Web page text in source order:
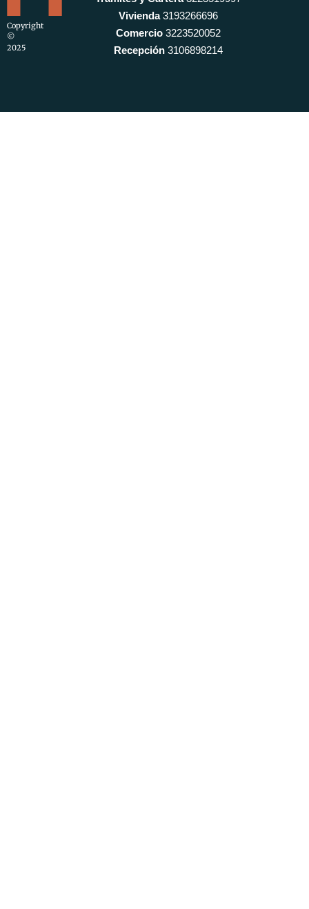
Copyright
©
2025
Vivienda3193266696
Comercio 3223520052
Recepción 3106898214